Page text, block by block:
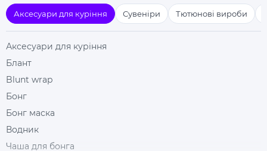
Аксесуари для куріння Сувеніри Тютюнові вироби
Аксесуари для куріння
Блант
Blunt wrap
Бонг
Бонг маска
Водник
Чаша для бонга